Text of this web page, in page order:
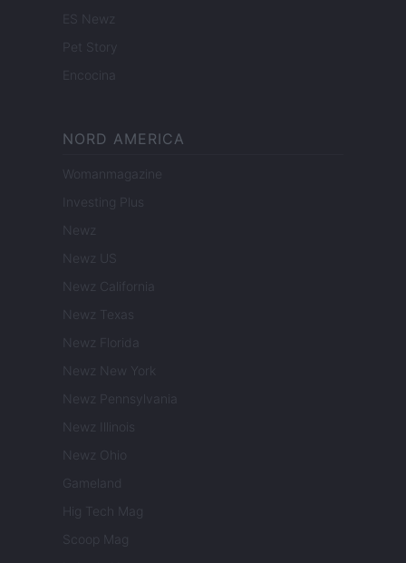
ES Newz
Pet Story
Encocina
NORD AMERICA
Womanmagazine
Investing Plus
Newz
Newz US
Newz California
Newz Texas
Newz Florida
Newz New York
Newz Pennsylvania
Newz Illinois
Newz Ohio
Gameland
Hig Tech Mag
Scoop Mag